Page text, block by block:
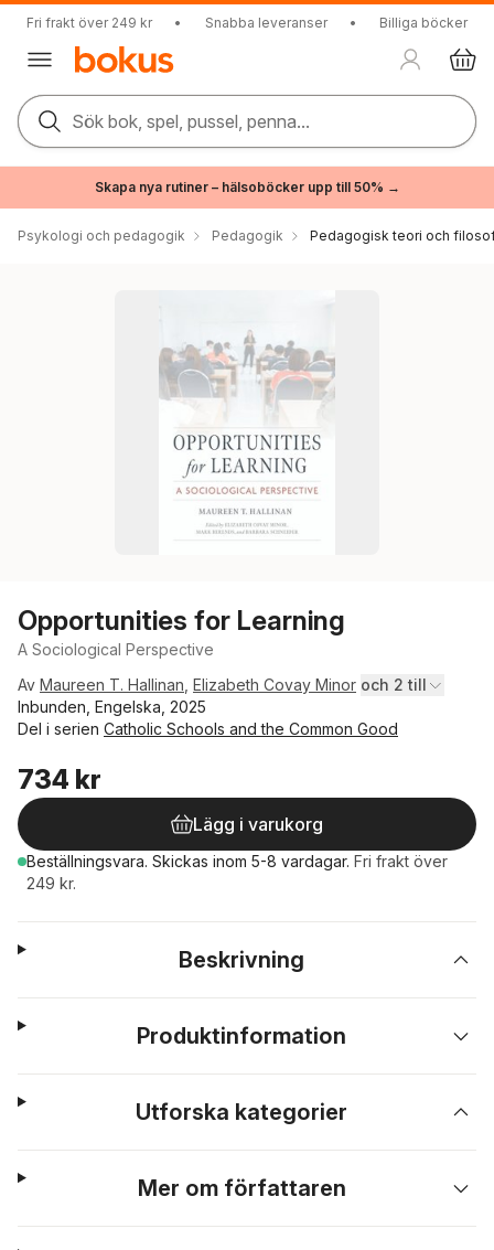
Fri frakt över 249 kr • Snabba leveranser • Billiga böcker
Sök bok, spel, pussel, penna...
Skapa nya rutiner – hälsoböcker upp till 50% →
Psykologi och pedagogik Pedagogik Pedagogisk teori och
Opportunities for Learning
A Sociological Perspective
Av Maureen T. Hallinan Elizabeth Covay Minor och 2 till
Inbunden, Engelska, 2025
Del i serien Catholic Schools and the Common Good
734 kr
Lägg i varukorg
Beställningsvara. Skickas inom 5-8 vardagar. Fri frakt över
249 kr.
Beskrivning
Produktinformation
Utforska kategorier
Mer om författaren